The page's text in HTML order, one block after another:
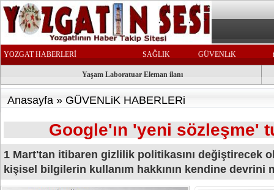
YOZGAT HABERLERİ SAĞLIK GÜVENLiK
Yaşam Laboratuar Eleman ilanı
Anasayfa » GÜVENLiK HABERLERi
Google'ın 'yeni sözleşme'
1 Mart'tan itibaren gizlilik politikasını değiştirecek
kişisel bilgilerin kullanım hakkının kendine devrini